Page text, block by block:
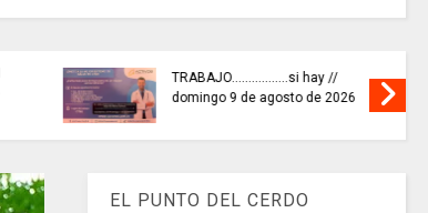
TRABAJO.................si hay //
domingo 9 de agosto de 2026
EL PUNTO DEL CERDO